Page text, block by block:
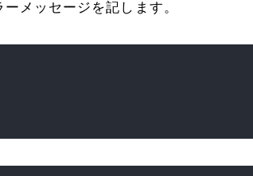
メッセージを記します。